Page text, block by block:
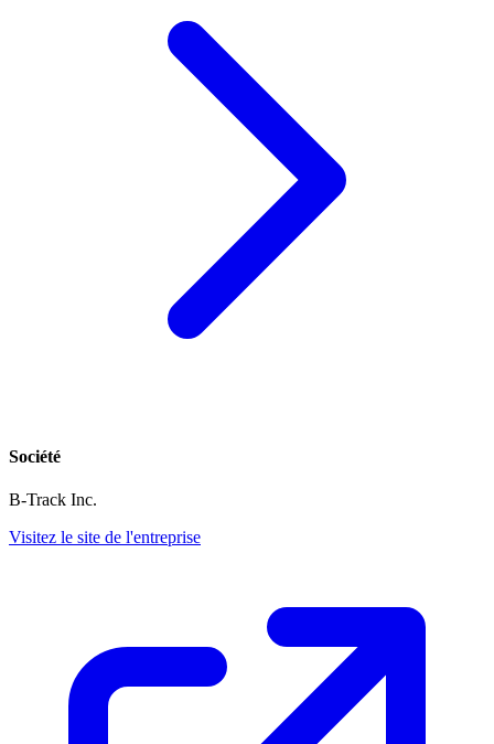
Société
B-Track Inc.
Visitez le site de l'entreprise